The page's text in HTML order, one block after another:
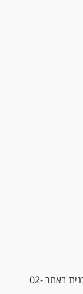
באתר02-